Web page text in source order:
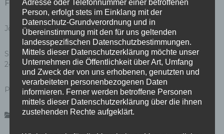
Für Nachfragen:
Jörg Stroedter, MdA – SPD-Fraktion, Tel. +49 171 418 50 92
Stefan Taschner, MdA – Grünen-Fraktion, Tel. +49 176
24787216
Pressestelle – Fraktion DIE LINKE, Tel. 23 25 25 20
Pressemeldungen
Adresse oder Telefonnummer einer betroffenen
Person, erfolgt stets im Einklang mit der
Datenschutz-Grundverordnung und in
Übereinstimmung mit den für uns geltenden
landesspezifischen Datenschutzbestimmungen.
Mittels dieser Datenschutzerklärung möchte unser
Unternehmen die Öffentlichkeit über Art, Umfang
und Zweck der von uns erhobenen, genutzten und
verarbeiteten personenbezogenen Daten
informieren. Ferner werden betroffene Personen
mittels dieser Datenschutzerklärung über die ihnen
zustehenden Rechte aufgeklärt.